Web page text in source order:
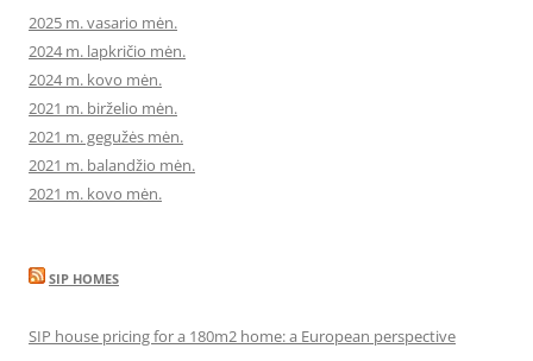
2025 m. vasario mėn.
2024 m. lapkričio mėn.
2024 m. kovo mėn.
2021 m. birželio mėn.
2021 m. gegužės mėn.
2021 m. balandžio mėn.
2021 m. kovo mėn.
SIP HOMES
SIP house pricing for a 180m2 home: a European perspective